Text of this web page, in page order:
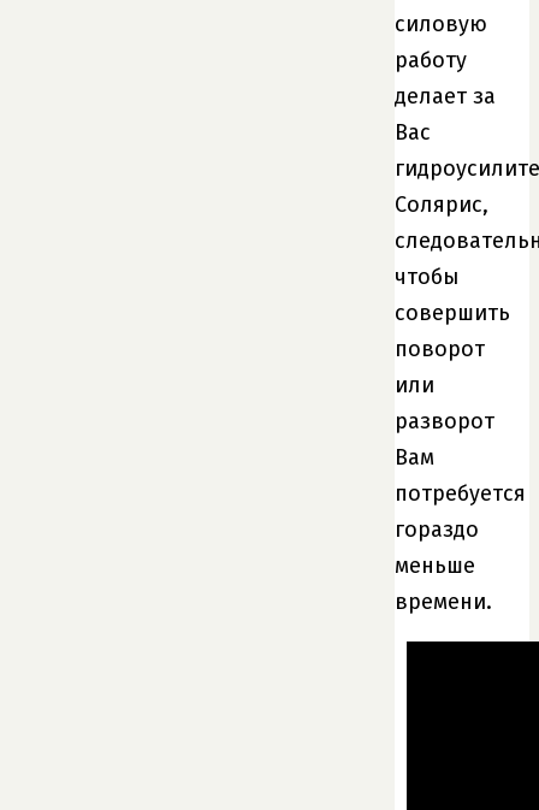
силовую
работу
делает за
Вас
Солярис,
чтобы
совершить
поворот
или
разворот
Вам
потребуется
гораздо
меньше
времени.